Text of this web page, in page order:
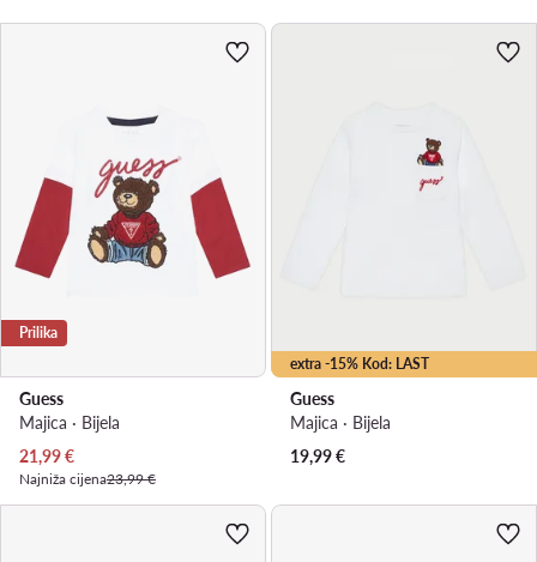
Prilika
Guess
Majica · Bijela
Trenutna cijena
21,99€
Najniža cijena23,99 €
extra -15% Kod: LAST
Guess
Majica · Bijela
19,99€